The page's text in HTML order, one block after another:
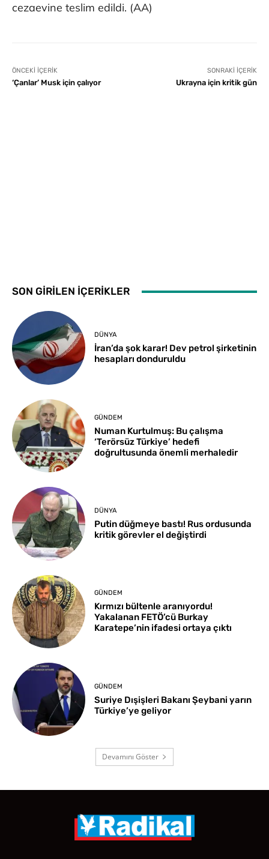
cezaevine teslim edildi. (AA)
ÖNCEKI İÇERIK
‘Çanlar’ Musk için çalıyor
SONRAKI İÇERIK
Ukrayna için kritik gün
SON GİRİLEN İÇERİKLER
DÜNYA
İran’da şok karar! Dev petrol şirketinin
hesapları donduruldu
GÜNDEM
Numan Kurtulmuş: Bu çalışma
‘Terörsüz Türkiye’ hedefi
doğrultusunda önemli merhaledir
DÜNYA
Putin düğmeye bastı! Rus ordusunda
kritik görevler el değiştirdi
GÜNDEM
Kırmızı bültenle aranıyordu!
Yakalanan FETÖ’cü Burkay
Karatepe’nin ifadesi ortaya çıktı
GÜNDEM
Suriye Dışişleri Bakanı Şeybani yarın
Türkiye’ye geliyor
Devamını Göster